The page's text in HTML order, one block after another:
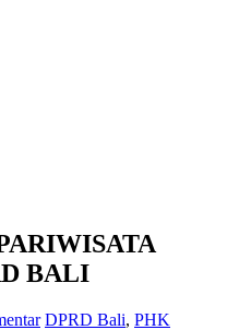
BALI
DPRD Bali, PHK